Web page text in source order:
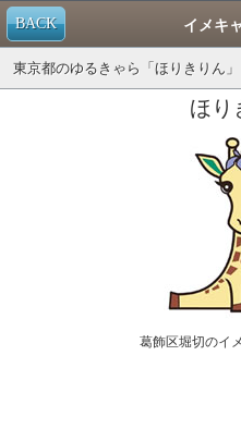
BACK イメキ
東京都のゆるきゃら「ほりきりん」
ほり
葛飾区堀切のイ